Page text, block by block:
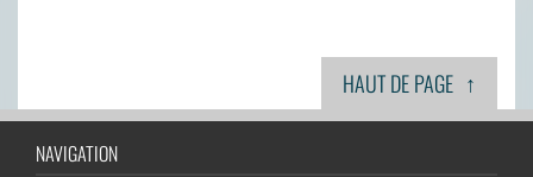
HAUT DE PAGE ↑
NAVIGATION